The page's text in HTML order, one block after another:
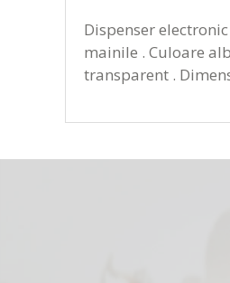
Dispenser
mainile . Culoare
transparent .